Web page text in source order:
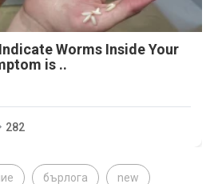
Worms Inside Your
is ..
282
бърлога new